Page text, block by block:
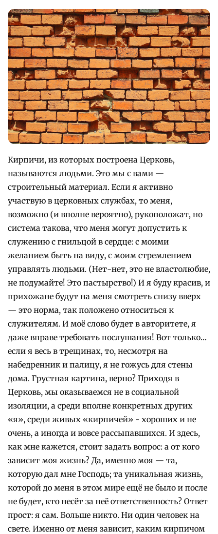
Кирпичи, из которых построена Церковь,
называются людьми. Это мы с вами —
строительный материал. Если я активно
участвую в церковных службах, то меня,
возможно (и вполне вероятно), рукоположат, но
система такова, что меня могут допустить к
служению с гнильцой в сердце: с моими
желанием быть на виду, с моим стремлением
управлять людьми. (Нет-нет, это не властолюбие,
не подумайте! Это пастырство!) И я буду красив, и
прихожане будут на меня смотреть снизу вверх
— это норма, так положено относиться к
служителям. И моё слово будет в авторитете, я
даже вправе требовать послушания! Вот только…
если я весь в трещинах, то, несмотря на
набедренник и палицу, я не гожусь для стены
дома. Грустная картина, верно? Приходя в
Церковь, мы оказываемся не в социальной
изоляции, а среди вполне конкретных других
«я», среди живых «кирпичей» - хороших и не
очень, а иногда и вовсе рассыпавшихся. И здесь,
как мне кажется, стоит задать вопрос: а от кого
зависит моя жизнь? Да, именно моя — та,
которую дал мне Господь; та уникальная жизнь,
которой до меня в этом мире ещё не было и после
не будет, кто несёт за неё ответственность? Ответ
прост: я сам. Больше никто. Ни один человек на
свете. Именно от меня зависит, каким кирпичом